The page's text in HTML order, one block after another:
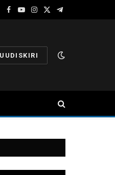
Facebook
YouTube
Instagram
X
Telegram